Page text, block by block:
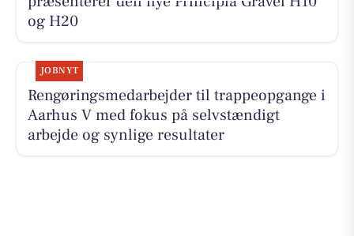
og H20
JOBNYT
Rengøringsmedarbejder til trappeopgange i
Aarhus V med fokus på selvstændigt
arbejde og synlige resultater